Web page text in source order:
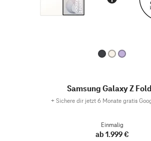
Samsung Galaxy Z
+ Sichere dir jetzt 6 Monate gratis
Einmalig
ab 1.999 €